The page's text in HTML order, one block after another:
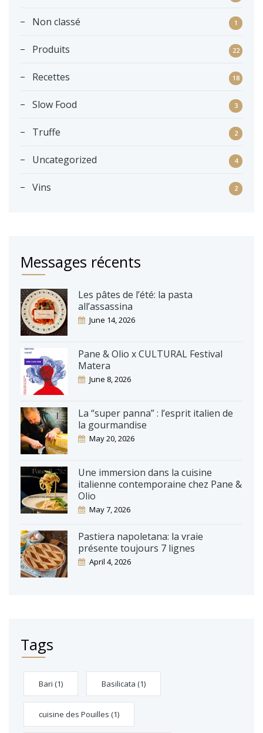
Non classé 1
Produits 22
Recettes 18
Slow Food 3
Truffe 2
Uncategorized 4
Vins 2
Messages récents
Les pâtes de l’été: la pasta
all’assassina
June 14, 2026
Pane & Olio x CULTURAL Festival
Matera
June 8, 2026
La “super panna” : l’esprit italien de
la gourmandise
May 20, 2026
Une immersion dans la cuisine
italienne contemporaine chez Pane &
Olio
May 7, 2026
Pastiera napoletana: la vraie
présente toujours 7 lignes
April 4, 2026
Tags
Bari (1) Basilicata (1)
cuisine des Pouilles (1)